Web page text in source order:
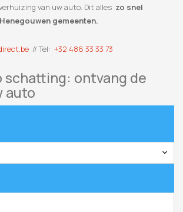
van uw auto. Dit alles zo snel
gemeenten.
// Tel: +32 486 33 33 73
schatting: ontvang de
auto